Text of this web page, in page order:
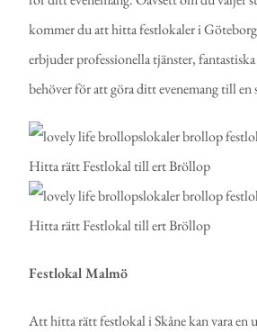
kommer du att hitta festlokaler i
erbjuder professionella tjänster,
behöver för att göra ditt evenemang till en
Festlokal Malmö
Att hitta rätt festlokal i Skåne kan vara en